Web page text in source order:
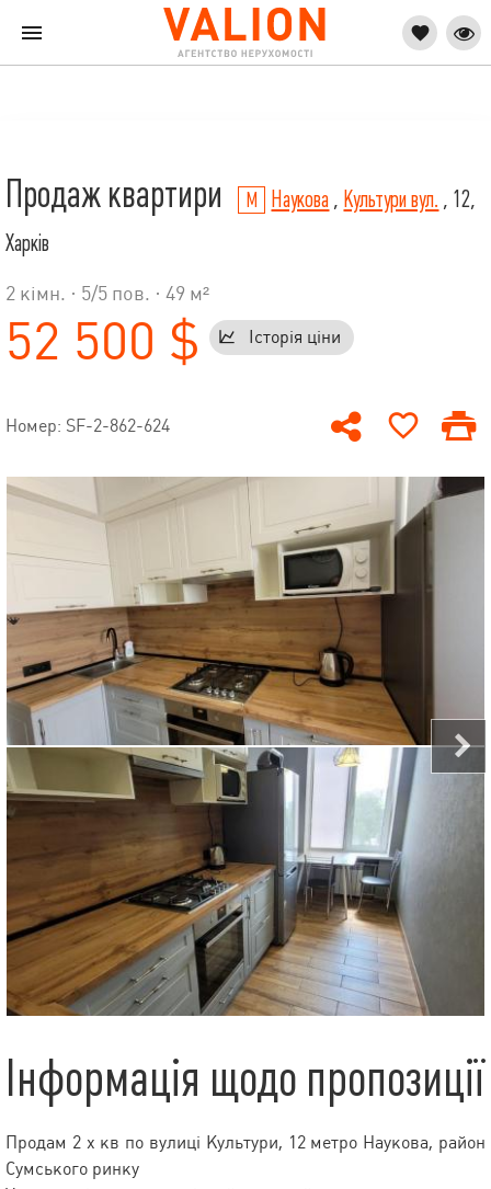
Продаж квартири Наукова , Культури вул. , 12,
Харків
2 кімн. · 5/5 пов. · 49 м²
52 500 $ Історія ціни
Номер: SF-2-862-624
Інформація щодо пропозиції
Продам 2 х кв по вулиці Культури, 12 метро Наукова, район
Сумського ринку